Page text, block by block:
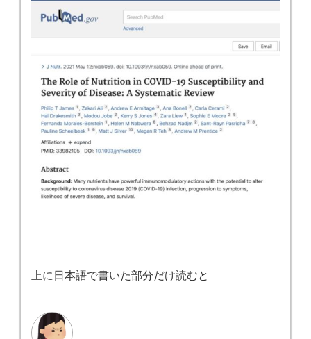
上に日本語で書いた部分だけ読むと